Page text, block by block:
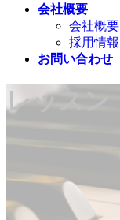
会社概要
会社概要
採用情報
お問い合わせ
レッスン